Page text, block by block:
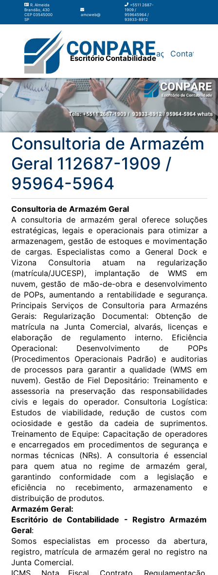
R. Almeida
Brandão, 430
CEP 03545000
SP
amcweb@amcweb.com.br
+5511 2687-
1909 /
959645964 /
93933-8912
Silos GalpãoContabilidadeTerceirizaçãoContato
Escritório Contabilidade
Consultoria de Armazém
Geral 112687-1909 /
95964-5964
Consultoria de Armazém Geral
A consultoria de armazém geral oferece soluções
estratégicas, legais e operacionais para otimizar a
armazenagem, gestão de estoques e movimentação
de cargas. Especialistas como a General Dock e
Vizona Consultoria atuam na regularização
(matrícula/JUCESP), implantação de WMS em
nuvem, gestão de mão-de-obra e desenvolvimento
de POPs, aumentando a rentabilidade e segurança.
Principais Serviços de Consultoria para Armazéns
Gerais: Regularização Documental: Obtenção de
matrícula na Junta Comercial, alvarás, licenças e
elaboração de regulamento interno. Eficiência
Operacional: Desenvolvimento de POPs
(Procedimentos Operacionais Padrão) e auditorias
de processos para garantir a qualidade (WMS em
nuvem). Gestão de Fiel Depositário: Treinamento e
assessoria na preservação das responsabilidades
civis e legais do operador. Consultoria Logística:
Estudos de viabilidade, redução de custos com
ociosidade e gestão da cadeia de suprimentos.
Treinamento de Equipe: Capacitação de operadores
e encarregados em procedimentos de segurança e
normas técnicas (NRs). A consultoria é essencial
para quem atua no regime de armazém geral,
garantindo conformidade com a legislação e
eficiência no recebimento, armazenamento e
distribuição de produtos.
Armazém Geral:
Escritório de Contabilidade - Registro Armazém
Geral:
Somos especialistas em processo da abertura,
registro, matrícula de armazém geral no registro na
Junta Comercial.
ICMS, Nota Fiscal, Contrato, Regulamentação,